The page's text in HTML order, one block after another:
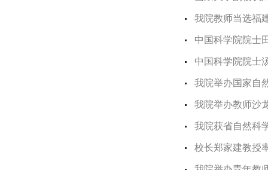
我院教师当选福
中国科学院院士
中国科学院院士
我院举办国家自
我院举办教师沙
我院获省自然科
校长郑家建教授